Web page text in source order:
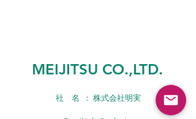
​MEIJITSU CO.,LTD.
社 名 ： 株式会社明実